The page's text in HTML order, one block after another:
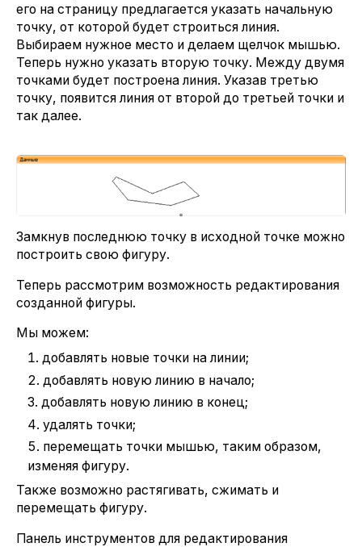
его на страницу предлагается указать начальную
точку, от которой будет строиться линия.
Выбираем нужное место и делаем щелчок мышью.
Теперь нужно указать вторую точку. Между двумя
точками будет построена линия. Указав третью
точку, появится линия от второй до третьей точки и
так далее.
Замкнув последнюю точку в исходной точке можно
построить свою фигуру.
Теперь рассмотрим возможность редактирования
созданной фигуры.
Мы можем:
добавлять новые точки на линии;
добавлять новую линию в начало;
добавлять новую линию в конец;
удалять точки;
перемещать точки мышью, таким образом,
изменяя фигуру.
Также возможно растягивать, сжимать и
перемещать фигуру.
Панель инструментов для редактирования